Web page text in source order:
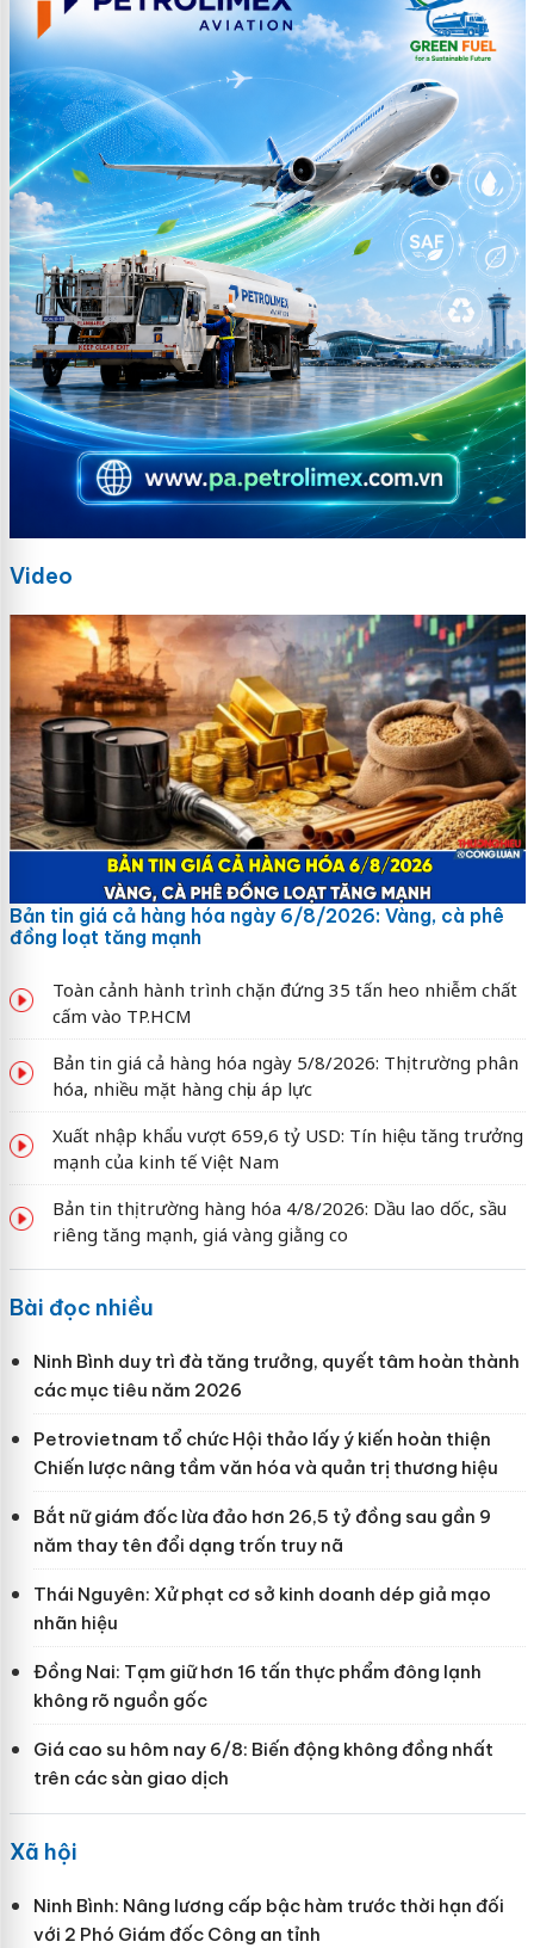
Video
Bản tin giá cả hàng hóa ngày 6/8/2026: Vàng, cà phê
đồng loạt tăng mạnh
Toàn cảnh hành trình chặn đứng 35 tấn heo nhiễm chất
cấm vào TP.HCM
Bản tin giá cả hàng hóa ngày 5/8/2026: Thị trường phân
hóa, nhiều mặt hàng chịu áp lực
Xuất nhập khẩu vượt 659,6 tỷ USD: Tín hiệu tăng trưởng
mạnh của kinh tế Việt Nam
Bản tin thị trường hàng hóa 4/8/2026: Dầu lao dốc, sầu
riêng tăng mạnh, giá vàng giằng co
Bài đọc nhiều
Ninh Bình duy trì đà tăng trưởng, quyết tâm hoàn thành
các mục tiêu năm 2026
Petrovietnam tổ chức Hội thảo lấy ý kiến hoàn thiện
Chiến lược nâng tầm văn hóa và quản trị thương hiệu
Bắt nữ giám đốc lừa đảo hơn 26,5 tỷ đồng sau gần 9
năm thay tên đổi dạng trốn truy nã
Thái Nguyên: Xử phạt cơ sở kinh doanh dép giả mạo
nhãn hiệu
Đồng Nai: Tạm giữ hơn 16 tấn thực phẩm đông lạnh
không rõ nguồn gốc
Giá cao su hôm nay 6/8: Biến động không đồng nhất
trên các sàn giao dịch
Xã hội
Ninh Bình: Nâng lương cấp bậc hàm trước thời hạn đối
với 2 Phó Giám đốc Công an tỉnh